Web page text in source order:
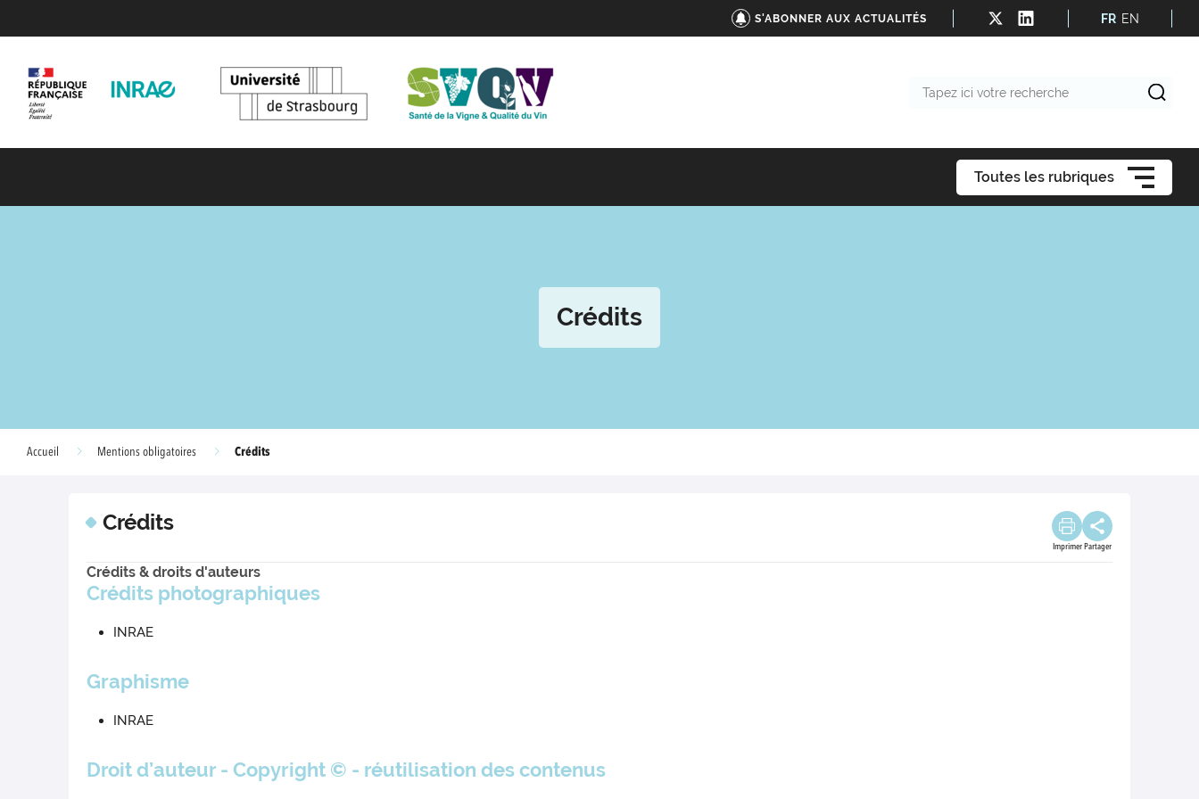
S'ABONNER AUX ACTUALITÉS FR EN
Toutes les rubriques
Crédits
Accueil Mentions obligatoires Crédits
Crédits
Imprimer Partager
Crédits & droits d'auteurs
Crédits photographiques
INRAE
Graphisme
INRAE
Droit d’auteur - Copyright © - réutilisation des contenus